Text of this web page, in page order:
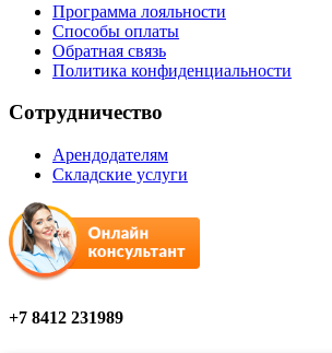
Программа лояльности
Способы оплаты
Обратная связь
Политика конфиденциальности
Сотрудничество
Арендодателям
Складские услуги
+7 8412 231989